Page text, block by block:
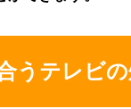
うテレビ